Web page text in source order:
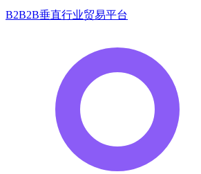
B2B2B垂直行业贸易平台